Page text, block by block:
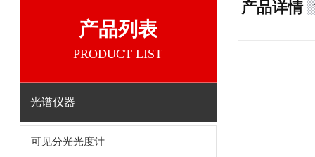
产品列表
PRODUCT LIST
光谱仪器
可见分光光度计
产品详情